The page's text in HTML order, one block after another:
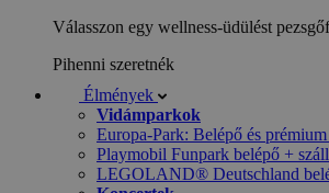
Válasszon egy wellness-üdülést
Pihenni szeretnék
Élmények
Vidámparkok
Europa-Park: Belépő és prémium
Playmobil Funpark belépő +
LEGOLAND® Deutschland